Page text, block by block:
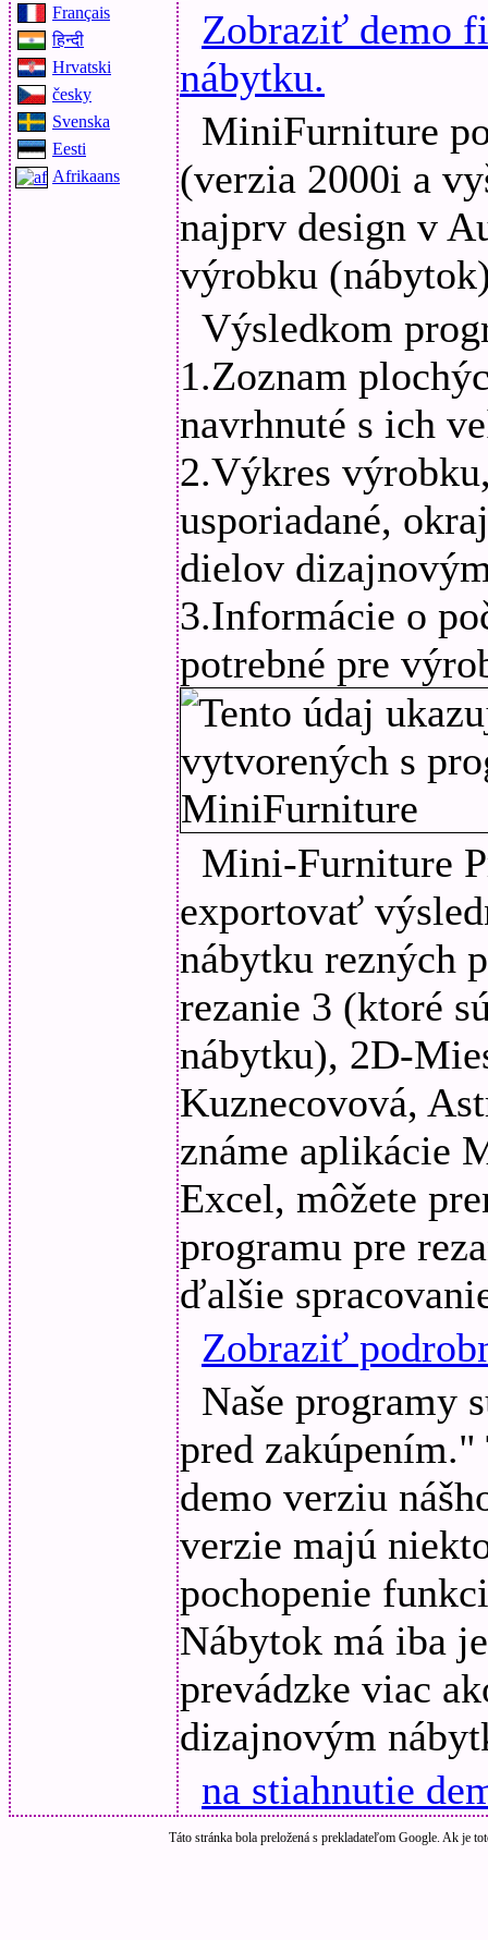
Français
हिन्दी
Hrvatski
česky
Svenska
Eesti
Afrikaans
Zobraziť demo
nábytku.
MiniFurniture
(verzia 2000i a
najprv design v
výrobku
Výsledkom
1.Zoznam
navrhnuté s ich
2.Výkres
usporiadané,
dielov
3.Informácie o
potrebné pre
Mini-Furniture
exportovať
nábytku rezných
rezanie 3 (ktoré
nábytku), 2D-
Kuznecovová,
známe aplikácie
Excel, môžete
programu pre
ďalšie
Zobraziť
Naše programy
pred
demo verziu
verzie majú
pochopenie
Nábytok má iba
prevádzke viac
dizajnovým
na stiahnutie
Táto stránka bola preložená s prekladateľom Google. Ak je